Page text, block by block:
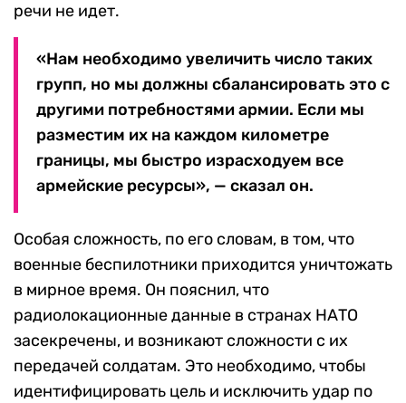
речи не идет.
«Нам необходимо увеличить число таких
групп, но мы должны сбалансировать это с
другими потребностями армии. Если мы
разместим их на каждом километре
границы, мы быстро израсходуем все
армейские ресурсы», — сказал он.
Особая сложность, по его словам, в том, что
военные беспилотники приходится уничтожать
в мирное время. Он пояснил, что
радиолокационные данные в странах НАТО
засекречены, и возникают сложности с их
передачей солдатам. Это необходимо, чтобы
идентифицировать цель и исключить удар по